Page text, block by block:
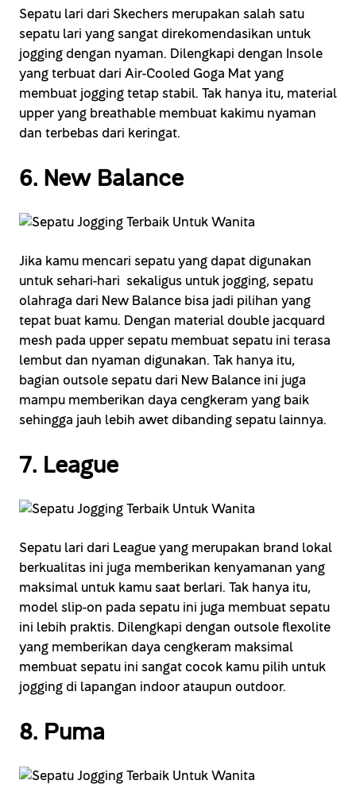
Sepatu lari dari Skechers merupakan salah satu
sepatu lari yang sangat direkomendasikan untuk
jogging dengan nyaman. Dilengkapi dengan Insole
yang terbuat dari Air-Cooled Goga Mat yang
membuat jogging tetap stabil. Tak hanya itu, material
upper yang breathable membuat kakimu nyaman
dan terbebas dari keringat.
6. New Balance
Jika kamu mencari sepatu yang dapat digunakan
untuk sehari-hari sekaligus untuk jogging, sepatu
olahraga dari New Balance bisa jadi pilihan yang
tepat buat kamu. Dengan material double jacquard
mesh pada upper sepatu membuat sepatu ini terasa
lembut dan nyaman digunakan. Tak hanya itu,
bagian outsole sepatu dari New Balance ini juga
mampu memberikan daya cengkeram yang baik
sehingga jauh lebih awet dibanding sepatu lainnya.
7. League
Sepatu lari dari League yang merupakan brand lokal
berkualitas ini juga memberikan kenyamanan yang
maksimal untuk kamu saat berlari. Tak hanya itu,
model slip-on pada sepatu ini juga membuat sepatu
ini lebih praktis. Dilengkapi dengan outsole flexolite
yang memberikan daya cengkeram maksimal
membuat sepatu ini sangat cocok kamu pilih untuk
jogging di lapangan indoor ataupun outdoor.
8. Puma